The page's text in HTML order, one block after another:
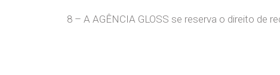
8 – A AGÊNCIA GLOSS se reserva o direito